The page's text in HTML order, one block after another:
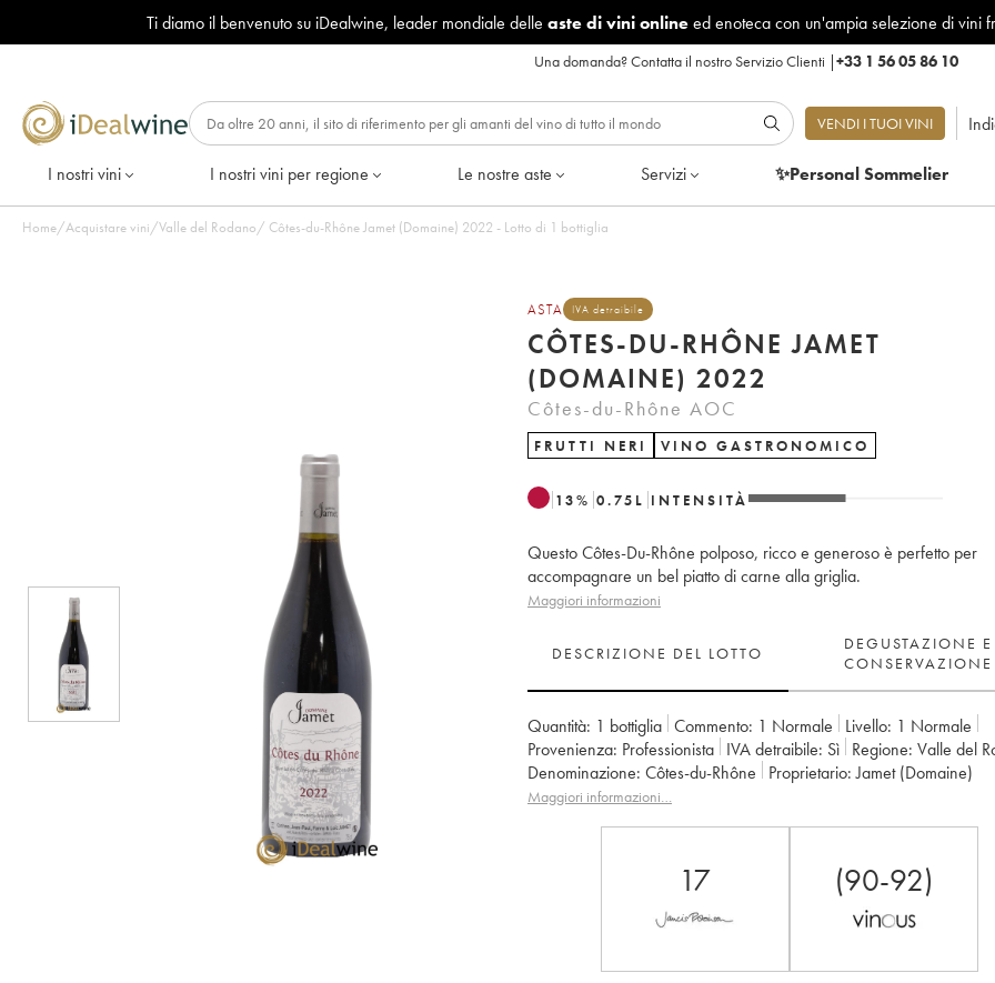
Ti diamo il benvenuto su iDealwine, leader mondiale delle aste di vini onlineed enoteca con un'ampia selezione di vini
Una domanda?Contatta il nostro Servizio Clienti |+33 1 56 05 86 10
VENDI I TUOI VINI
I nostri vini I nostri vini per regione Le nostre aste Servizi ✨Personal Sommelier
Home/Acquistare vini/Valle del Rodano/ Côtes-du-Rhône Jamet (Domaine) 2022 - Lotto di 1 bottiglia
ASTA IVA detraibile
CÔTES-DU-RHÔNE JAMET
(DOMAINE) 2022
Côtes-du-Rhône AOC
FRUTTI NERI VINO GASTRONOMICO
13% 0.75 L INTENSITÀ
Questo Côtes-Du-Rhône polposo, ricco e generoso è perfetto per
accompagnare un bel piatto di carne alla griglia.
Maggiori informazioni
DESCRIZIONE DEL LOTTO
DEGUSTAZIONE E
CONSERVAZIONE
Quantità: 1 bottiglia Commento: 1 Normale Livello: 1 Normale
Provenienza:
professionista IVA detraibile: sì Regione:
Valle del
Denominazione:
Côtes-du-Rhône Proprietario: Jamet (Domaine)
Maggiori informazioni…
17 (90-92)